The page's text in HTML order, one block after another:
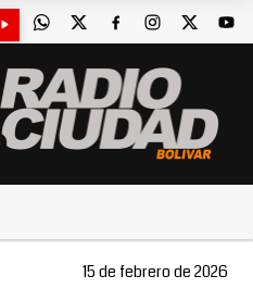
15 de febrero de 2026